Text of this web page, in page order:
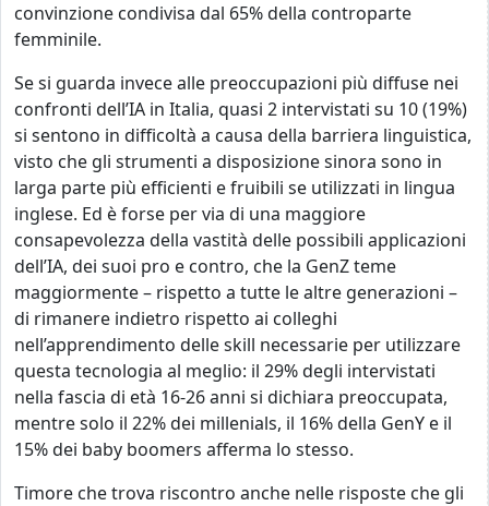
convinzione condivisa dal 65% della controparte
femminile.
Se si guarda invece alle preoccupazioni più diffuse nei
confronti dell’IA in Italia, quasi 2 intervistati su 10 (19%)
si sentono in difficoltà a causa della barriera linguistica,
visto che gli strumenti a disposizione sinora sono in
larga parte più efficienti e fruibili se utilizzati in lingua
inglese. Ed è forse per via di una maggiore
consapevolezza della vastità delle possibili applicazioni
dell’IA, dei suoi pro e contro, che la GenZ teme
maggiormente – rispetto a tutte le altre generazioni –
di rimanere indietro rispetto ai colleghi
nell’apprendimento delle skill necessarie per utilizzare
questa tecnologia al meglio: il 29% degli intervistati
nella fascia di età 16-26 anni si dichiara preoccupata,
mentre solo il 22% dei millenials, il 16% della GenY e il
15% dei baby boomers afferma lo stesso.
Timore che trova riscontro anche nelle risposte che gli